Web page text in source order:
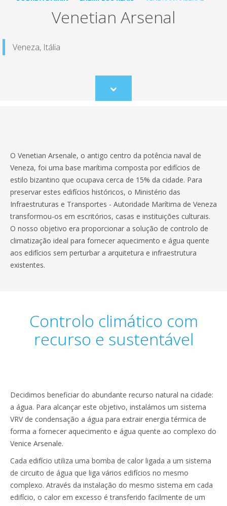
Venetian Arsenal
Veneza, Itália
Scroll
to
O Venetian Arsenale, o antigo centro da potência naval de
Veneza, foi uma base marítima composta por edifícios de
estilo bizantino que ocupava cerca de 15% da cidade. Para
preservar estes edifícios históricos, o Ministério das
Infraestruturas e Transportes - Autoridade Marítima de Veneza
transformou-os em escritórios, casas e instituições culturais.
O nosso objetivo era proporcionar a solução de controlo de
climatização ideal para fornecer aquecimento e água quente
aos edifícios sem perturbar a arquitetura e infraestrutura
existentes.
Controlo climático com
recurso e sustentável
Decidimos beneficiar do abundante recurso natural na cidade:
a água. Para alcançar este objetivo, instalámos um sistema
VRV de condensação a água para extrair energia térmica de
forma a fornecer aquecimento e água quente ao complexo do
Venice Arsenale.
Cada edifício utiliza uma bomba de calor ligada a um sistema
de circuito de água que liga vários edifícios no mesmo
complexo. Através da instalação do mesmo sistema em cada
edifício, o calor em excesso é transferido facilmente de um